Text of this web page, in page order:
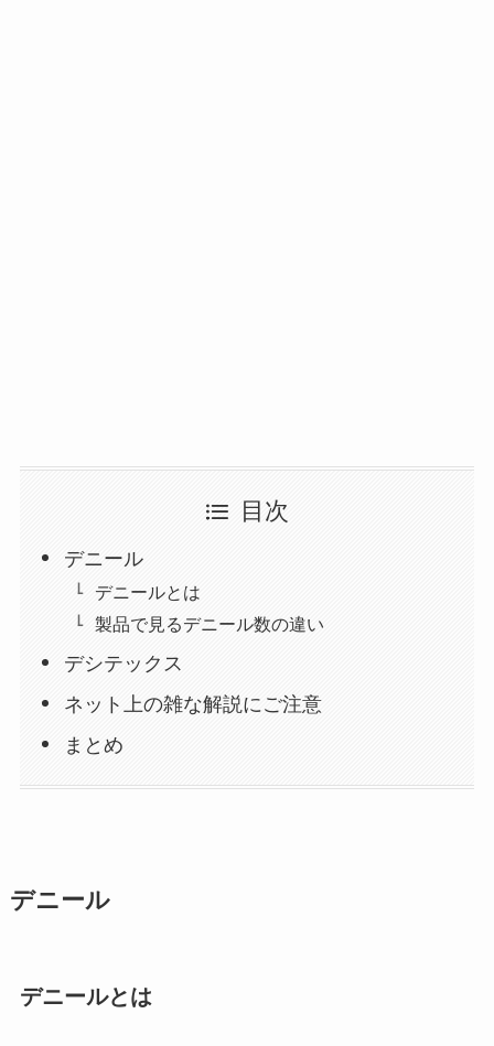
目次
デニール
デニールとは
製品で見るデニール数の違い
デシテックス
ネット上の雑な解説にご注意
まとめ
デニール
デニールとは